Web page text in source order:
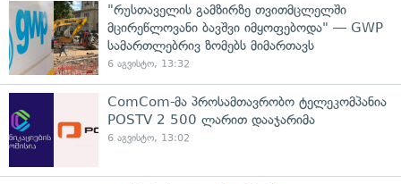
"რუსთაველის გამზირზე თვითმცლელში
მცირეწლოვანი ბავშვი იმყოფებოდა" — GWP
სამართლებრივ ზომებს მიმართავს
6 აგვისტო, 13:32
ComCom-მა პროსამთავრობო ტელეკომპანია
POSTV 2 500 ლარით დააჯარიმა
6 აგვისტო, 13:02